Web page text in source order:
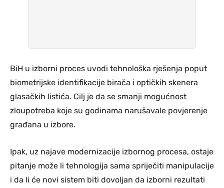
BiH u izborni proces uvodi tehnološka rješenja poput
biometrijske identifikacije birača i optičkih skenera
glasačkih listića. Cilj je da se smanji mogućnost
zloupotreba koje su godinama narušavale povjerenje
građana u izbore.
Ipak, uz najave modernizacije izbornog procesa, ostaje
pitanje može li tehnologija sama spriječiti manipulacije
i da li će novi sistem biti dovoljan da izborni rezultati